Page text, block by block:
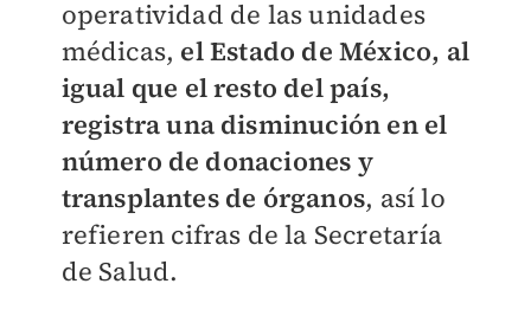
operatividad de las unidades
médicas, el Estado de México, al
igual que el resto del país,
registra una disminución en el
número de donaciones y
transplantes de órganos, así lo
refieren cifras de la Secretaría
de Salud.